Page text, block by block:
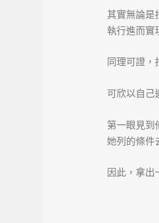
其實無論是
執行進而實
同理可證，
可欣以自己
第一眼見到
她列的條件
因此，拿出